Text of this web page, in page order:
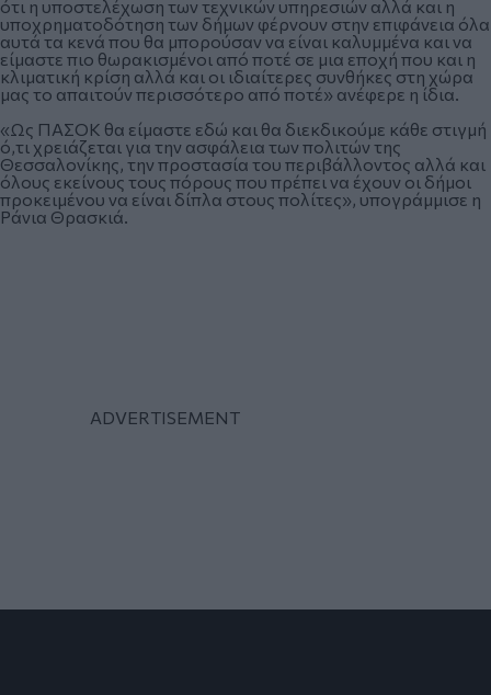
ότι η υποστελέχωση των τεχνικών υπηρεσιών αλλά και η
υποχρηματοδότηση των δήμων φέρνουν στην επιφάνεια όλα
αυτά τα κενά που θα μπορούσαν να είναι καλυμμένα και να
είμαστε πιο θωρακισμένοι από ποτέ σε μια εποχή που και η
κλιματική κρίση αλλά και οι ιδιαίτερες συνθήκες στη χώρα
μας το απαιτούν περισσότερο από ποτέ» ανέφερε η ίδια.
«Ως ΠΑΣΟΚ θα είμαστε εδώ και θα διεκδικούμε κάθε στιγμή
ό,τι χρειάζεται για την ασφάλεια των πολιτών της
Θεσσαλονίκης, την προστασία του περιβάλλοντος αλλά και
όλους εκείνους τους πόρους που πρέπει να έχουν οι δήμοι
προκειμένου να είναι δίπλα στους πολίτες», υπογράμμισε η
Ράνια Θρασκιά.